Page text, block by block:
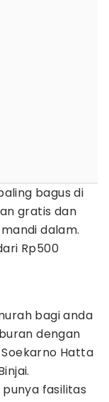
bagus di
gratis dan
dalam.
Rp500
bagi anda
dengan
Hatta
fasilitas